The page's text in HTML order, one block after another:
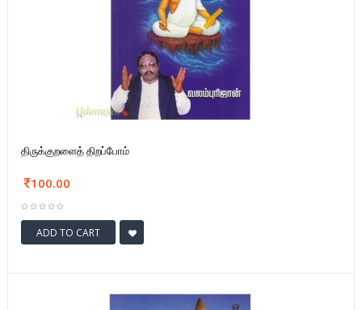
திருக்குறளைத் திறப்போம்
100.00
ADD TO CART